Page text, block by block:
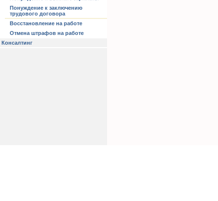
Понуждение к заключению
трудового договора
Восстановление на работе
Отмена штрафов на работе
Консалтинг